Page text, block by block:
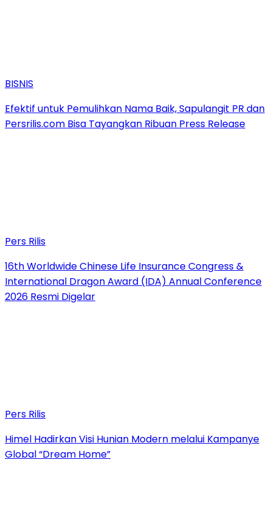
BISNIS
Efektif untuk Pemulihkan Nama Baik, Sapulangit PR dan
Persrilis.com Bisa Tayangkan Ribuan Press Release
Pers Rilis
16th Worldwide Chinese Life Insurance Congress &
International Dragon Award (IDA) Annual Conference
2026 Resmi Digelar
Pers Rilis
Himel Hadirkan Visi Hunian Modern melalui Kampanye
Global “Dream Home”